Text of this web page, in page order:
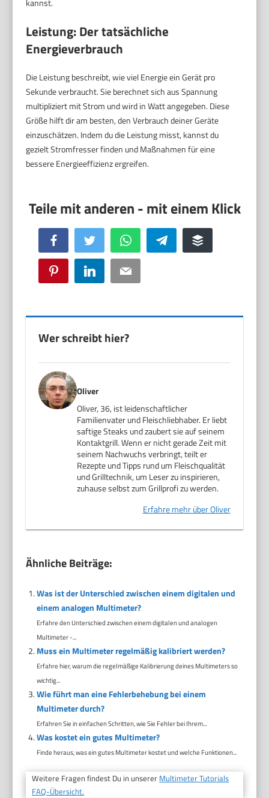
Leistung: Der tatsächliche
Energieverbrauch
Die Leistung beschreibt, wie viel Energie ein Gerät pro
Sekunde verbraucht. Sie berechnet sich aus Spannung
multipliziert mit Strom und wird in Watt angegeben. Diese
Größe hilft dir am besten, den Verbrauch deiner Geräte
einzuschätzen. Indem du die Leistung misst, kannst du
gezielt Stromfresser finden und Maßnahmen für eine
bessere Energieeffizienz ergreifen.
Facebook Twitter WhatsApp Telegram Buffer
Pinterest LinkedIn Email
Wer schreibt hier?
Oliver
Oliver, 36, ist leidenschaftlicher
Familienvater und Fleischliebhaber. Er liebt
saftige Steaks und zaubert sie auf seinem
Kontaktgrill. Wenn er nicht gerade Zeit mit
seinem Nachwuchs verbringt, teilt er
Rezepte und Tipps rund um Fleischqualität
und Grilltechnik, um Leser zu inspirieren,
zuhause selbst zum Grillprofi zu werden.
Erfahre mehr über Oliver
Ähnliche Beiträge:
Was ist der Unterschied zwischen einem digitalen und
einem analogen Multimeter?
Erfahre den Unterschied zwischen einem digitalen und analogen
Multimeter -...
Muss ein Multimeter regelmäßig kalibriert werden?
Erfahre hier, warum die regelmäßige Kalibrierung deines Multimeters so
wichtig...
Wie führt man eine Fehlerbehebung bei einem
Multimeter durch?
Erfahren Sie in einfachen Schritten, wie Sie Fehler bei Ihrem...
Was kostet ein gutes Multimeter?
Finde heraus, was ein gutes Multimeter kostet und welche Funktionen...
Weitere Fragen findest Du in unserer Multimeter Tutorials
FAQ-Übersicht.